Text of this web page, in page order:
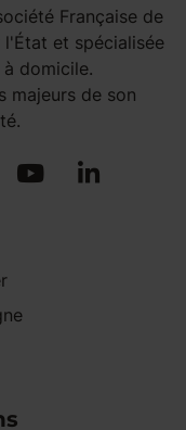
Française de
l'État et spécialisée
à domicile.
majeurs de son